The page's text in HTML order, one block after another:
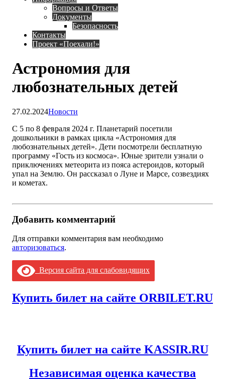
Вопросы и Ответы
Документы
Безопасность
Контакты
Проект «Поехали!»
Астрономия для
любознательных детей
27.02.2024Новости
С 5 по 8 февраля 2024 г. Планетарий посетили
дошкольники в рамках цикла «Астрономия для
любознательных детей». Дети посмотрели бесплатную
программу «Гость из космоса». Юные зрители узнали о
приключениях метеорита из пояса астероидов, который
упал на Землю. Он рассказал о Луне и Марсе, созвездиях
и кометах.
Добавить комментарий
Для отправки комментария вам необходимо
авторизоваться.
Версия сайта для слабовидящих
Купить билет на сайте ORBILET.RU
Купить билет на сайте KASSIR.RU
Независимая оценка качества